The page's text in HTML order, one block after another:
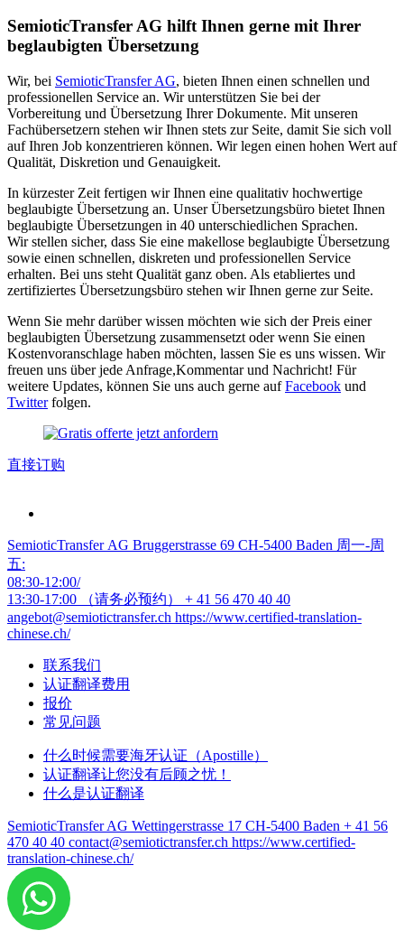
SemioticTransfer AG hilft Ihnen gerne mit Ihrer
beglaubigten Übersetzung
Wir, bei SemioticTransfer AG, bieten Ihnen einen schnellen und
professionellen Service an. Wir unterstützen Sie bei der
Vorbereitung und Übersetzung Ihrer Dokumente. Mit unseren
Fachübersetzern stehen wir Ihnen stets zur Seite, damit Sie sich voll
auf Ihren Job konzentrieren können. Wir legen einen hohen Wert auf
Qualität, Diskretion und Genauigkeit.
In kürzester Zeit fertigen wir Ihnen eine qualitativ hochwertige
beglaubigte Übersetzung an. Unser Übersetzungsbüro bietet Ihnen
beglaubigte Übersetzungen in 40 unterschiedlichen Sprachen.
Wir stellen sicher, dass Sie eine makellose beglaubigte Übersetzung
sowie einen schnellen, diskreten und professionellen Service
erhalten. Bei uns steht Qualität ganz oben. Als etabliertes und
zertifiziertes Übersetzungsbüro stehen wir Ihnen gerne zur Seite.
Wenn Sie mehr darüber wissen möchten wie sich der Preis einer
beglaubigten Übersetzung zusammensetzt oder wenn Sie einen
Kostenvoranschlage haben möchten, lassen Sie es uns wissen. Wir
freuen uns über jede Anfrage,Kommentar und Nachricht! Für
weitere Updates, können Sie uns auch gerne aufFacebook und
Twitterfolgen.
直接订购
SemioticTransfer AG Bruggerstrasse 69 CH-5400 Baden 周一-周
五:
08:30-12:00/
13:30-17:00 （请务必预约） + 41 56 470 40 40
angebot@semiotictransfer.ch https://www.certified-translation-
chinese.ch/
联系我们
认证翻译费用
报价
常见问题
什么时候需要海牙认证（Apostille）
认证翻译让您没有后顾之忧！
什么是认证翻译
SemioticTransfer AG Wettingerstrasse 17 CH-5400 Baden + 41 56
470 40 40 contact@semiotictransfer.ch https://www.certified-
translation-chinese.ch/